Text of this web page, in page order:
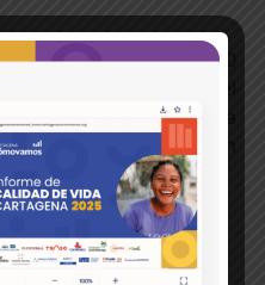
septiembre a las 5:30
Facebook Live del
fanpage de Cartagena
con la participación